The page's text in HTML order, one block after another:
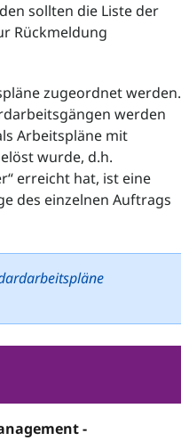
sollten die Liste der
Rückmeldung
zugeordnet werden.
werden
Arbeitspläne mit
wurde, d.h.
erreicht hat, ist eine
des einzelnen Auftrags
-